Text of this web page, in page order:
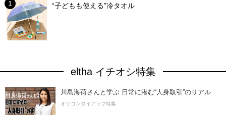
“子どもも使える”冷タオル
eltha イチオシ特集
川島海荷さんと学ぶ 日常に潜む“人身取引”のリアル
オリコンタイアップ特集